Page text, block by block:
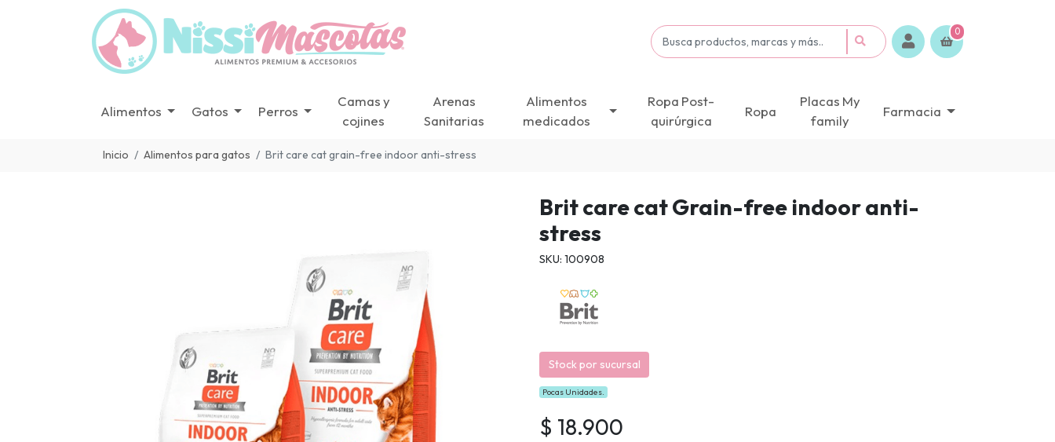
0
Alimentos Gatos Perros
Camas y
cojines
Arenas
Sanitarias
Alimentos
medicados
Ropa Post-
quirúrgica
Ropa
Placas My
family
Farmacia
Inicio Alimentos para gatos Brit care cat grain-free indoor anti-stress
Brit care cat Grain-free indoor anti-
stress
SKU: 100908
Stock por sucursal
Pocas Unidades.
$ 18.900